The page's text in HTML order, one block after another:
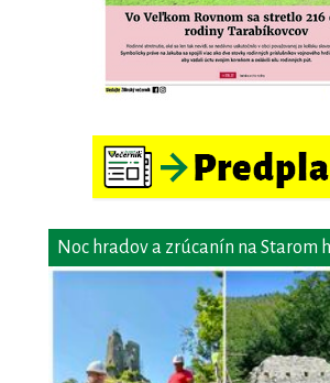
Noc hradov a zrúcanín na Starom